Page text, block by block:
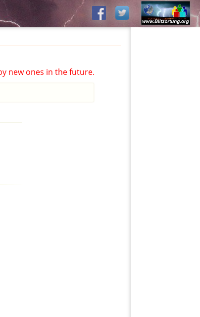
new ones in the future.